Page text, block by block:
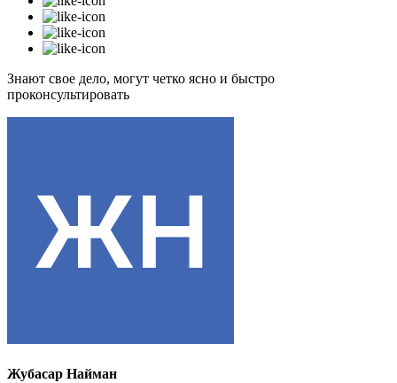
Знают свое дело, могут четко ясно и быстро
проконсультировать
Жубасар Найман